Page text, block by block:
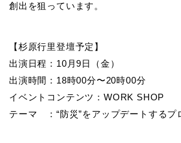
創出を狙っています。
【杉原行里登壇予定】
出演日程：10月9日（金）
出演時間：18時00分〜20時00分
イベントコンテンツ：WORK SHOP
テーマ ：“防災”をアップデートするプ